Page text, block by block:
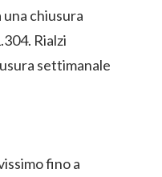
una chiusura
Rialzi
settimanale
fino a